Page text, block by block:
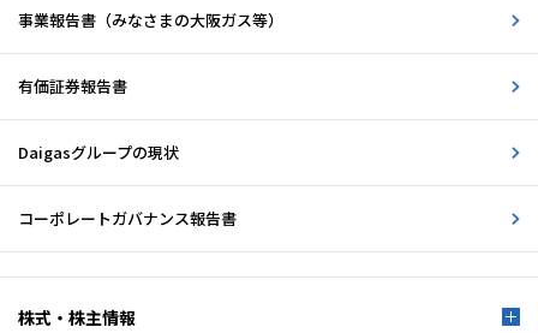
事業報告書 （みなさまの大阪ガス等）
有価証券報告書
Daigasグループの現状
コーポレートガバナンス報告書
株式・株主情報